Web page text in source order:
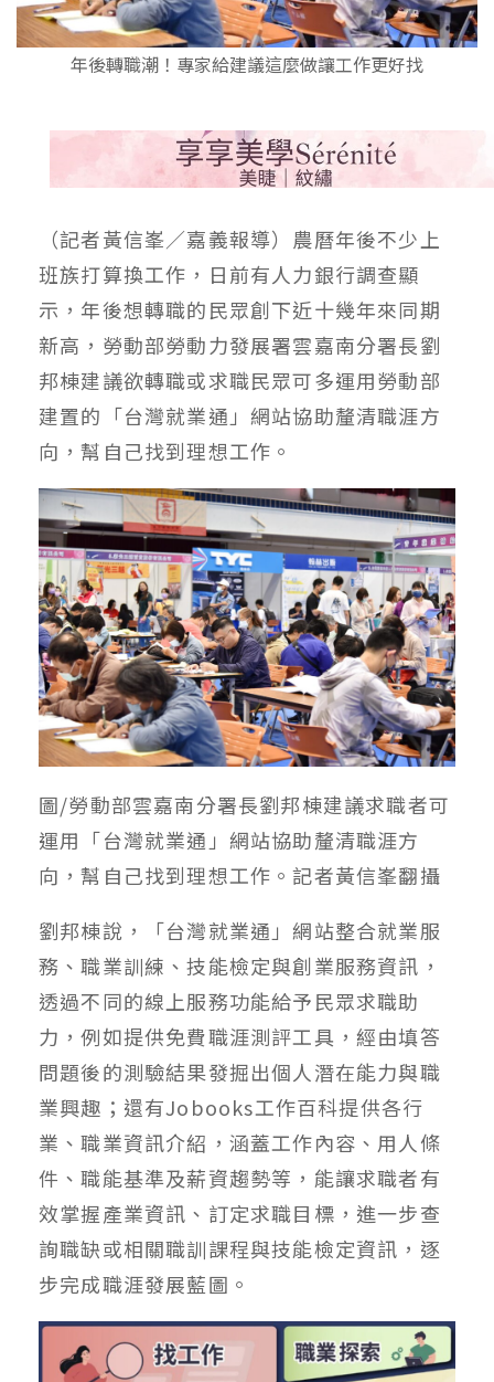
年後轉職潮！專家給建議這麼做讓工作更好找
（記者黃信峯／嘉義報導）農曆年後不少上
班族打算換工作，日前有人力銀行調查顯
示，年後想轉職的民眾創下近十幾年來同期
新高，勞動部勞動力發展署雲嘉南分署長劉
邦棟建議欲轉職或求職民眾可多運用勞動部
建置的「台灣就業通」網站協助釐清職涯方
向，幫自己找到理想工作。
圖/勞動部雲嘉南分署長劉邦棟建議求職者可
運用「台灣就業通」網站協助釐清職涯方
向，幫自己找到理想工作。記者黃信峯翻攝
劉邦棟說，「台灣就業通」網站整合就業服
務、職業訓練、技能檢定與創業服務資訊，
透過不同的線上服務功能給予民眾求職助
力，例如提供免費職涯測評工具，經由填答
問題後的測驗結果發掘出個人潛在能力與職
業興趣；還有Jobooks工作百科提供各行
業、職業資訊介紹，涵蓋工作內容、用人條
件、職能基準及薪資趨勢等，能讓求職者有
效掌握產業資訊、訂定求職目標，進一步查
詢職缺或相關職訓課程與技能檢定資訊，逐
步完成職涯發展藍圖。